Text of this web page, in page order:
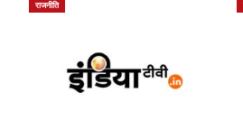
राजनीति